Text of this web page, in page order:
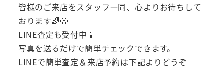
皆様のご来店をスタッフ一同、心よりお待ちして
おります🌈😊
LINE査定も受付中📱
写真を送るだけで簡単チェックできます。
LINEで簡単査定＆来店予約は下記よりどうぞ